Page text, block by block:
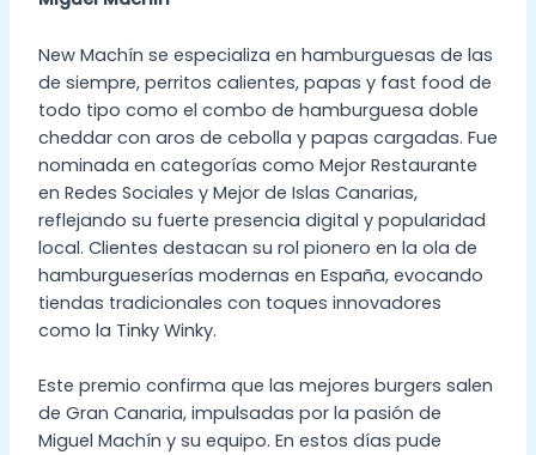
New Machín se especializa en hamburguesas de las
de siempre, perritos calientes, papas y fast food de
todo tipo como el combo de hamburguesa doble
cheddar con aros de cebolla y papas cargadas. Fue
nominada en categorías como Mejor Restaurante
en Redes Sociales y Mejor de Islas Canarias,
reflejando su fuerte presencia digital y popularidad
local. Clientes destacan su rol pionero en la ola de
hamburgueserías modernas en España, evocando
tiendas tradicionales con toques innovadores
como la Tinky Winky.
Este premio confirma que las mejores burgers salen
de Gran Canaria, impulsadas por la pasión de
Miguel Machín y su equipo. En estos días pude